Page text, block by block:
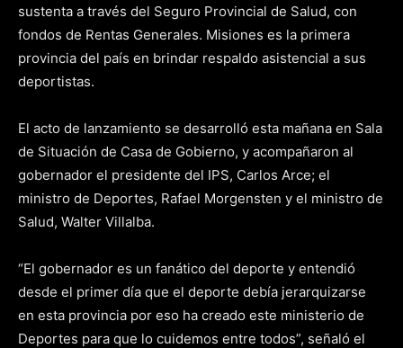
sustenta a través del Seguro Provincial de Salud, con
fondos de Rentas Generales. Misiones es la primera
provincia del país en brindar respaldo asistencial a sus
deportistas.
El acto de lanzamiento se desarrolló esta mañana en Sala
de Situación de Casa de Gobierno, y acompañaron al
gobernador el presidente del IPS, Carlos Arce; el
ministro de Deportes, Rafael Morgensten y el ministro de
Salud, Walter Villalba.
“El gobernador es un fanático del deporte y entendió
desde el primer día que el deporte debía jerarquizarse
en esta provincia por eso ha creado este ministerio de
Deportes para que lo cuidemos entre todos”, señaló el